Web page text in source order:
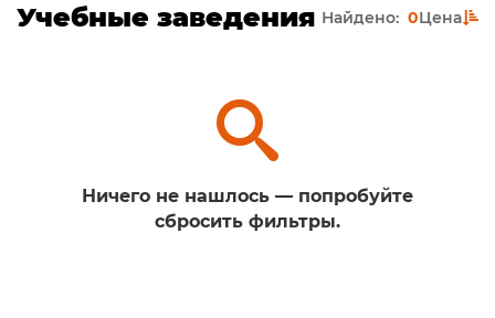
Учебные заведения Найдено: 0Цена
Ничего не нашлось — попробуйте
сбросить фильтры.